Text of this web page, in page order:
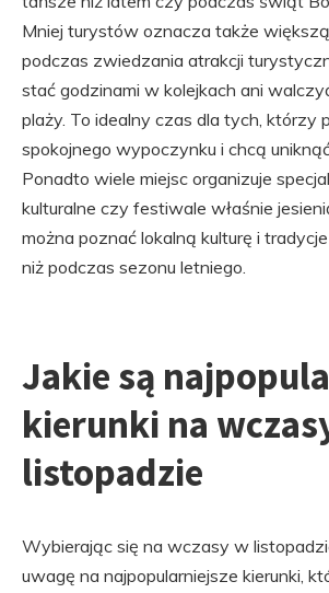
Mniej turystów oznacza także
podczas zwiedzania atrakcji
stać godzinami w kolejkach ani
plaży. To idealny czas dla tych, którzy
spokojnego wypoczynku i chcą
Ponadto wiele miejsc organizuje
kulturalne czy festiwale właśnie
można poznać lokalną kulturę i
niż podczas sezonu letniego.
Jakie są
kierunki na
listopadzie
Wybierając się na wczasy w
uwagę na najpopularniejsze kierunki,